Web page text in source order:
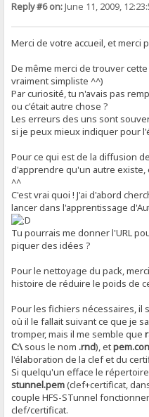
Reply #6 on:June 11, 2009,
Merci de votre accueil, et merci
De même merci de trouver
vraiment simpliste ^^)
Par curiosité, tu n'avais pas
ou c'était autre chose ?
Les erreurs des uns sont
si je peux mieux indiquer pour
Pour ce qui est de la diffusion
d'apprendre qu'un autre existe,
^^
C'est vrai quoi ! J'ai d'abord
lancer dans l'apprentissage
Tu pourrais me donner l'URL
piquer des idées ?
Pour le nettoyage du pack,
histoire de réduire le poids de
Pour les fichiers nécessaires, il
où il le fallait suivant ce que je
tromper, mais il me semble que
C:\sous le nom.rnd), et
l'élaboration de la clef et du
Si quelqu'un efface le
stunnel.pem(clef+certificat,
couple HFS-STunnel
clef/certificat.